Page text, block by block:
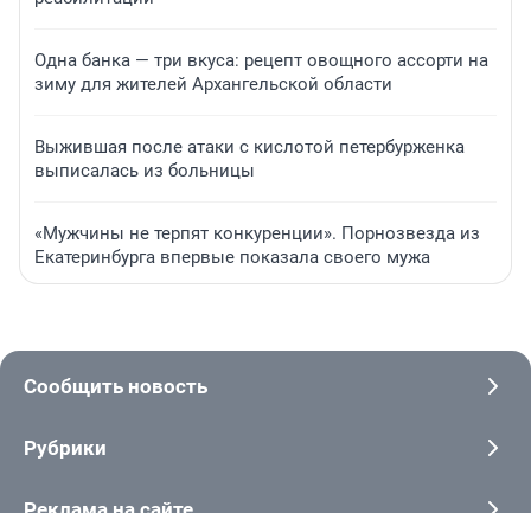
Одна банка — три вкуса: рецепт овощного ассорти на
зиму для жителей Архангельской области
Выжившая после атаки с кислотой петербурженка
выписалась из больницы
«Мужчины не терпят конкуренции». Порнозвезда из
Екатеринбурга впервые показала своего мужа
Сообщить новость
Рубрики